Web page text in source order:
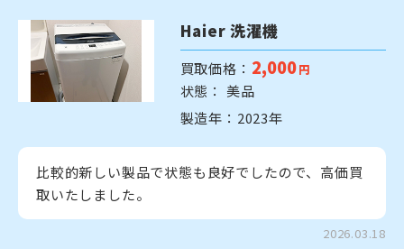
Haier 洗濯機
買取価格： 2,000 円
状態： 美品
製造年：2023年
比較的新しい製品で状態も良好でしたので、高価買
取いたしました。
2026.03.18